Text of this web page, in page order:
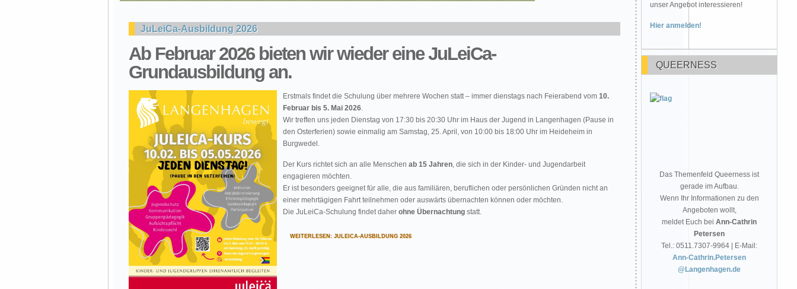
JuLeiCa-Ausbildung 2026
Ab Februar 2026 bieten wir wieder eine JuLeiCa-
Grundausbildung an.
Erstmals findet die Schulung über mehrere Wochen statt – immer dienstags nach Feierabend vom 10.
Februar bis 5. Mai 2026.
Wir treffen uns jeden Dienstag von 17:30 bis 20:30 Uhr im Haus der Jugend in Langenhagen (Pause in
den Osterferien) sowie einmalig am Samstag, 25. April, von 10:00 bis 18:00 Uhr im Heideheim in
Burgwedel.
Der Kurs richtet sich an alle Menschen ab 15 Jahren, die sich in der Kinder- und Jugendarbeit
engagieren möchten.
Er ist besonders geeignet für alle, die aus familiären, beruflichen oder persönlichen Gründen nicht an
einer mehrtägigen Fahrt teilnehmen oder auswärts übernachten können oder möchten.
Die JuLeiCa-Schulung findet daher ohne Übernachtung statt.
WEITERLESEN: JULEICA-AUSBILDUNG 2026
unser Angebot interessieren!
Hier anmelden!
QUEERNESS
Das Themenfeld Queerness ist
gerade im Aufbau.
Wenn Ihr Informationen zu den
Angeboten wollt,
meldet Euch bei Ann-Cathrin
Petersen
Tel.: 0511.7307-9964 | E-Mail:
Ann-Cathrin.Petersen
@Langenhagen.de